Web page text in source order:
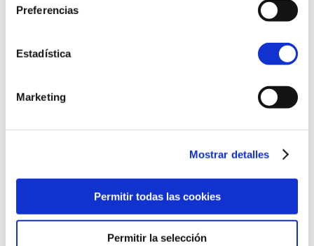
Preferencias
Estadística
Marketing
Mostrar detalles
Permitir todas las cookies
Permitir la selección